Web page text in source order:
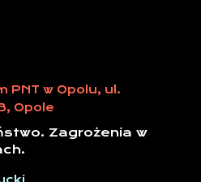
PNT w Opolu, ul.
Opole
Zagrożenia w